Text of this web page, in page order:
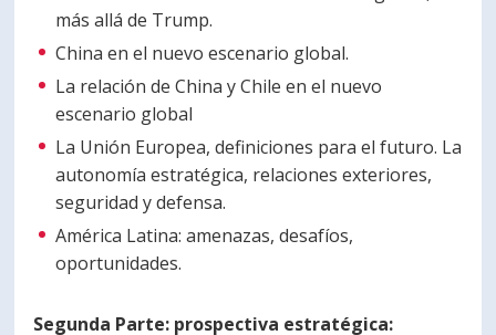
más allá de Trump.
China en el nuevo escenario global.
La relación de China y Chile en el nuevo
escenario global
La Unión Europea, definiciones para el futuro. La
autonomía estratégica, relaciones exteriores,
seguridad y defensa.
América Latina: amenazas, desafíos,
oportunidades.
Segunda Parte: prospectiva estratégica: